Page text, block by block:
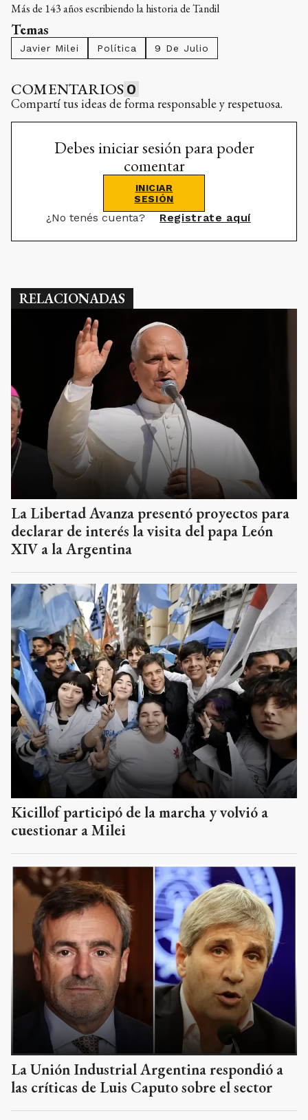
Más de 143 años escribiendo la historia de Tandil
Temas
Javier Milei Política 9 De Julio
COMENTARIOS 0
Compartí tus ideas de forma responsable y respetuosa.
Debes iniciar sesión para poder
comentar
INICIAR
SESIÓN
¿No tenés cuenta? Registrate aquí
RELACIONADAS
La Libertad Avanza presentó proyectos para
declarar de interés la visita del papa León
XIV a la Argentina
Kicillof participó de la marcha y volvió a
cuestionar a Milei
La Unión Industrial Argentina respondió a
las críticas de Luis Caputo sobre el sector